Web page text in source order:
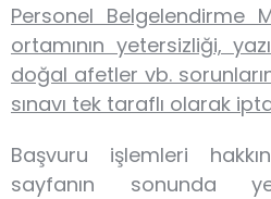
Personel Belgelendirme
ortamının yetersizliği,
doğal afetler vb.
sınavı tek taraflı olarak
Başvuru işlemleri
sayfanın sonunda